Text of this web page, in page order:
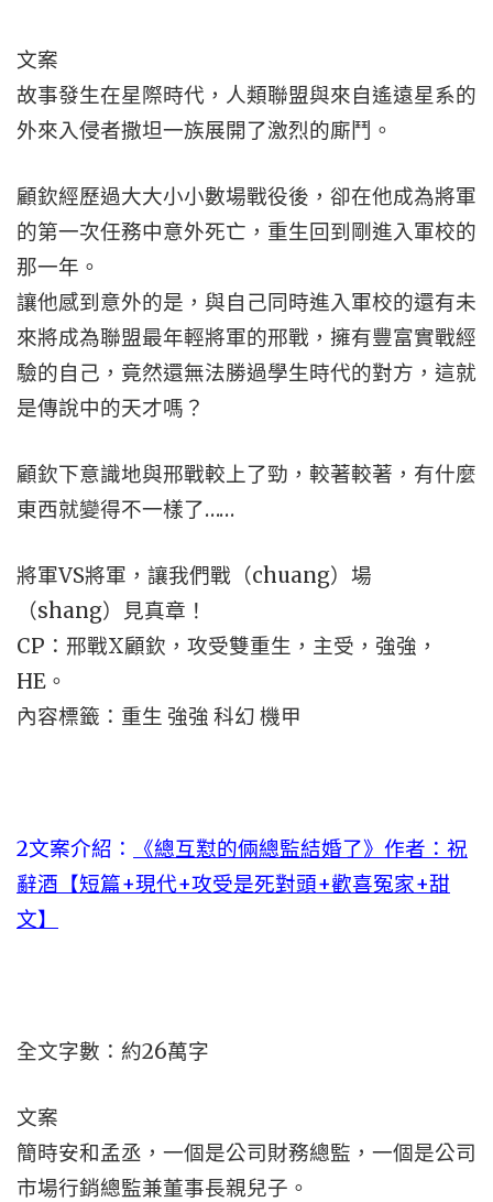
文案
故事發生在星際時代，人類聯盟與來自遙遠星系的
外來入侵者撒坦一族展開了激烈的廝鬥。
顧欽經歷過大大小小數場戰役後，卻在他成為將軍
的第一次任務中意外死亡，重生回到剛進入軍校的
那一年。
讓他感到意外的是，與自己同時進入軍校的還有未
來將成為聯盟最年輕將軍的邢戰，擁有豐富實戰經
驗的自己，竟然還無法勝過學生時代的對方，這就
是傳說中的天才嗎？
顧欽下意識地與邢戰較上了勁，較著較著，有什麼
東西就變得不一樣了……
將軍VS將軍，讓我們戰（chuang）場
（shang）見真章！
CP：邢戰X顧欽，攻受雙重生，主受，強強，
HE。
內容標籤：重生 強強 科幻 機甲
2文案介紹：
《總互懟的倆總監結婚了》作者：祝
辭酒【短篇+現代+攻受是死對頭+歡喜冤家+甜
文】
全文字數：約26萬字
文案
簡時安和孟丞，一個是公司財務總監，一個是公司
市場行銷總監兼董事長親兒子。